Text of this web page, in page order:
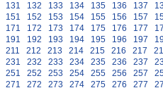
131 132 133 134 135 136 137
151 152 153 154 155 156 157
171 172 173 174 175 176 177
191 192 193 194 195 196 197
211 212 213 214 215 216 217
231 232 233 234 235 236 237
251 252 253 254 255 256 257
271 272 273 274 275 276 277